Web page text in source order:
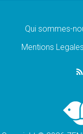
pour
Qui sommes-
Mentions Legales